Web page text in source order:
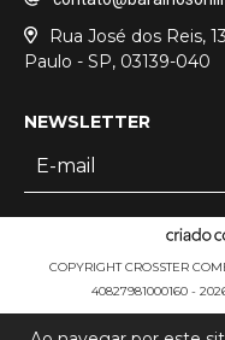
Rua José dos Reis,
Paulo - SP, 03139-040
NEWSLETTER
COPYRIGHT CROSSTER
40827981000160 -